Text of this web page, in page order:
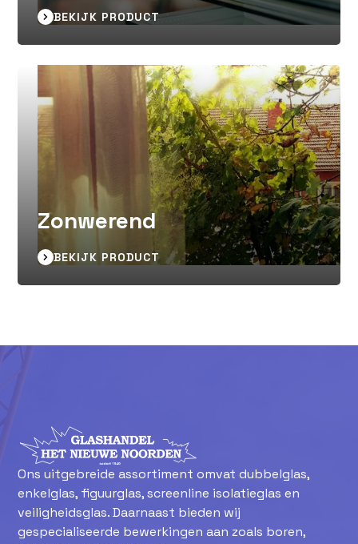
BEKIJK PRODUCT
Zonwerend
BEKIJK PRODUCT
Ons uitgebreide assortiment omvat dubbelglas,
enkelglas, figuurglas, screenline isolatieglas en
veiligheidsglas. Daarnaast bieden wij
gespecialiseerde bewerkingen aan zoals boren,